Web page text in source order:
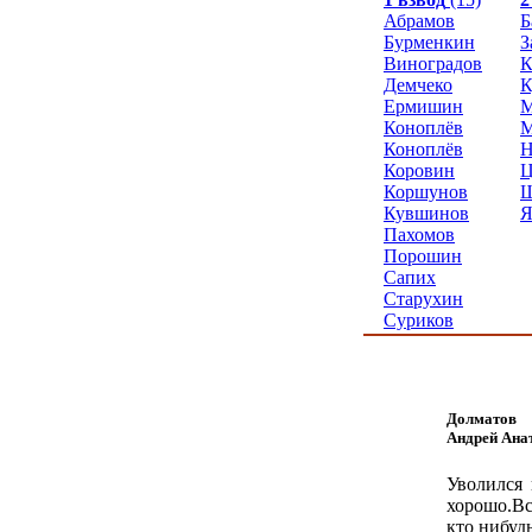
Абрамов
Бурменкин
Виноградов
Демчеко
Ермишин
Коноплёв
Коноплёв
Коровин
Коршунов
Кувшинов
Пахомов
Порошин
Сапих
Старухин
Суриков
Долматов
Андрей
кто